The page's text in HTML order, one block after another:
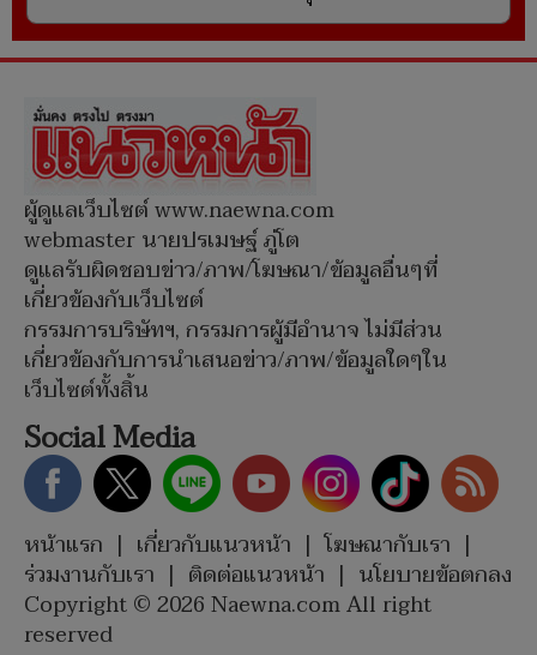
ผู้ดูแลเว็บไซต์ www.naewna.com
webmaster นายปรเมษฐ์ ภู่โต
ดูแลรับผิดชอบข่าว/ภาพ/โฆษณา/ข้อมูลอื่นๆที่
เกี่ยวข้องกับเว็บไซต์
กรรมการบริษัทฯ, กรรมการผู้มีอำนาจ ไม่มีส่วน
เกี่ยวข้องกับการนำเสนอข่าว/ภาพ/ข้อมูลใดๆใน
เว็บไซต์ทั้งสิ้น
Social Media
หน้าแรก | เกี่ยวกับแนวหน้า | โฆษณากับเรา |
ร่วมงานกับเรา | ติดต่อแนวหน้า | นโยบายข้อตกลง
Copyright © 2026 Naewna.com All right
reserved